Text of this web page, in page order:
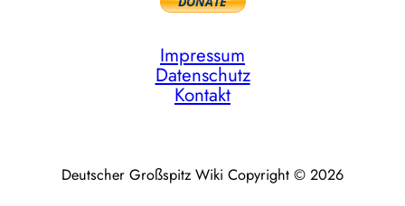
Impressum
Datenschutz
Kontakt
Deutscher Großspitz Wiki Copyright © 2026